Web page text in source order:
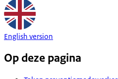
English version
Op deze pagina